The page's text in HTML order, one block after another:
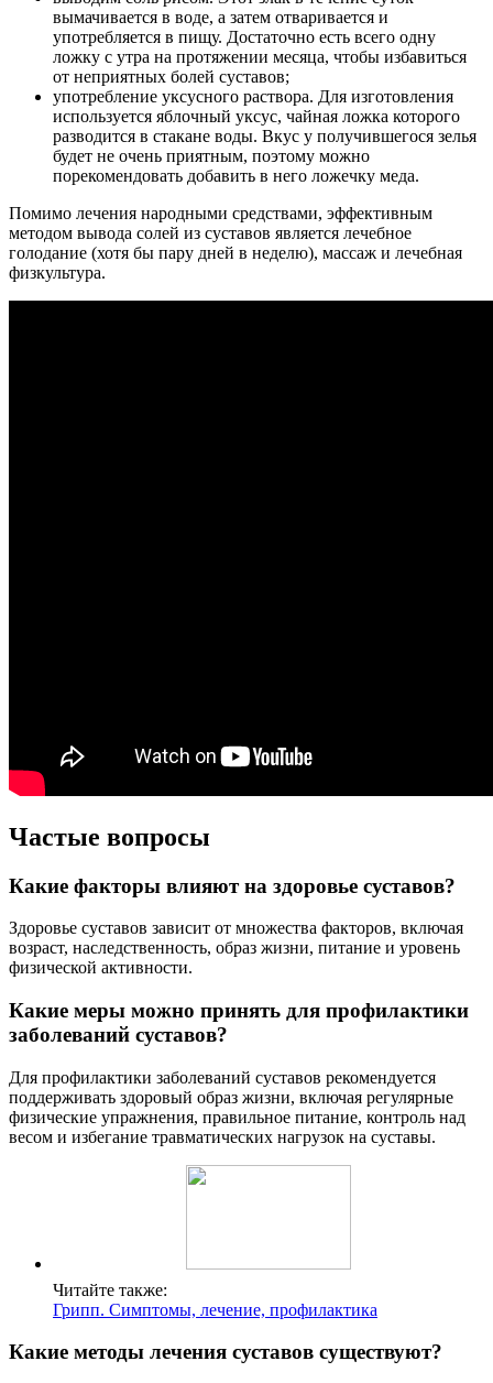
вымачивается в воде, а затем отваривается и
употребляется в пищу. Достаточно есть всего одну
ложку с утра на протяжении месяца, чтобы избавиться
от неприятных болей суставов;
употребление уксусного раствора. Для изготовления
используется яблочный уксус, чайная ложка которого
разводится в стакане воды. Вкус у получившегося зелья
будет не очень приятным, поэтому можно
порекомендовать добавить в него ложечку меда.
Помимо лечения народными средствами, эффективным
методом вывода солей из суставов является лечебное
голодание (хотя бы пару дней в неделю), массаж и лечебная
физкультура.
Частые вопросы
Какие факторы влияют на здоровье суставов?
Здоровье суставов зависит от множества факторов, включая
возраст, наследственность, образ жизни, питание и уровень
физической активности.
Какие меры можно принять для профилактики
заболеваний суставов?
Для профилактики заболеваний суставов рекомендуется
поддерживать здоровый образ жизни, включая регулярные
физические упражнения, правильное питание, контроль над
весом и избегание травматических нагрузок на суставы.
Читайте также:
Грипп. Симптомы, лечение, профилактика
Какие методы лечения суставов существуют?